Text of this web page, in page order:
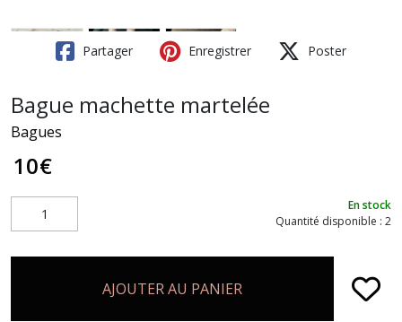
Partager Enregistrer Poster
Bague machette martelée
Bagues
10€
En stock
Quantité disponible : 2
AJOUTER AU PANIER